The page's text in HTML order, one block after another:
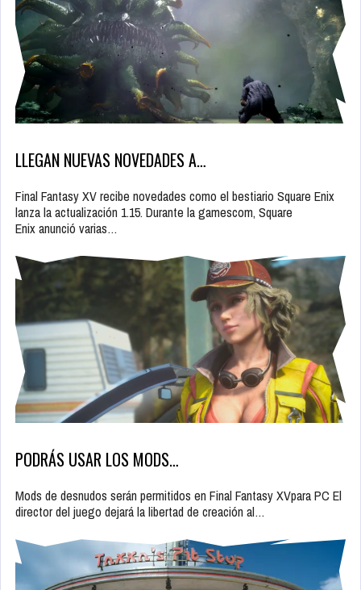
LLEGAN NUEVAS NOVEDADES A…
Final Fantasy XV recibe novedades como el bestiario Square Enix
lanza la actualización 1.15. Durante la gamescom, Square
Enix anunció varias…
PODRÁS USAR LOS MODS…
Mods de desnudos serán permitidos en Final Fantasy XVpara PC El
director del juego dejará la libertad de creación al…